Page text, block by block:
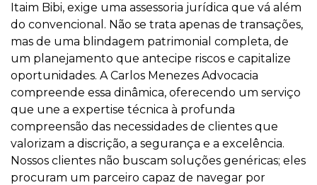
Itaim Bibi, exige uma assessoria jurídica que vá além
do convencional. Não se trata apenas de transações,
mas de uma blindagem patrimonial completa, de
um planejamento que antecipe riscos e capitalize
oportunidades. A Carlos Menezes Advocacia
compreende essa dinâmica, oferecendo um serviço
que une a expertise técnica à profunda
compreensão das necessidades de clientes que
valorizam a discrição, a segurança e a excelência.
Nossos clientes não buscam soluções genéricas; eles
procuram um parceiro capaz de navegar por